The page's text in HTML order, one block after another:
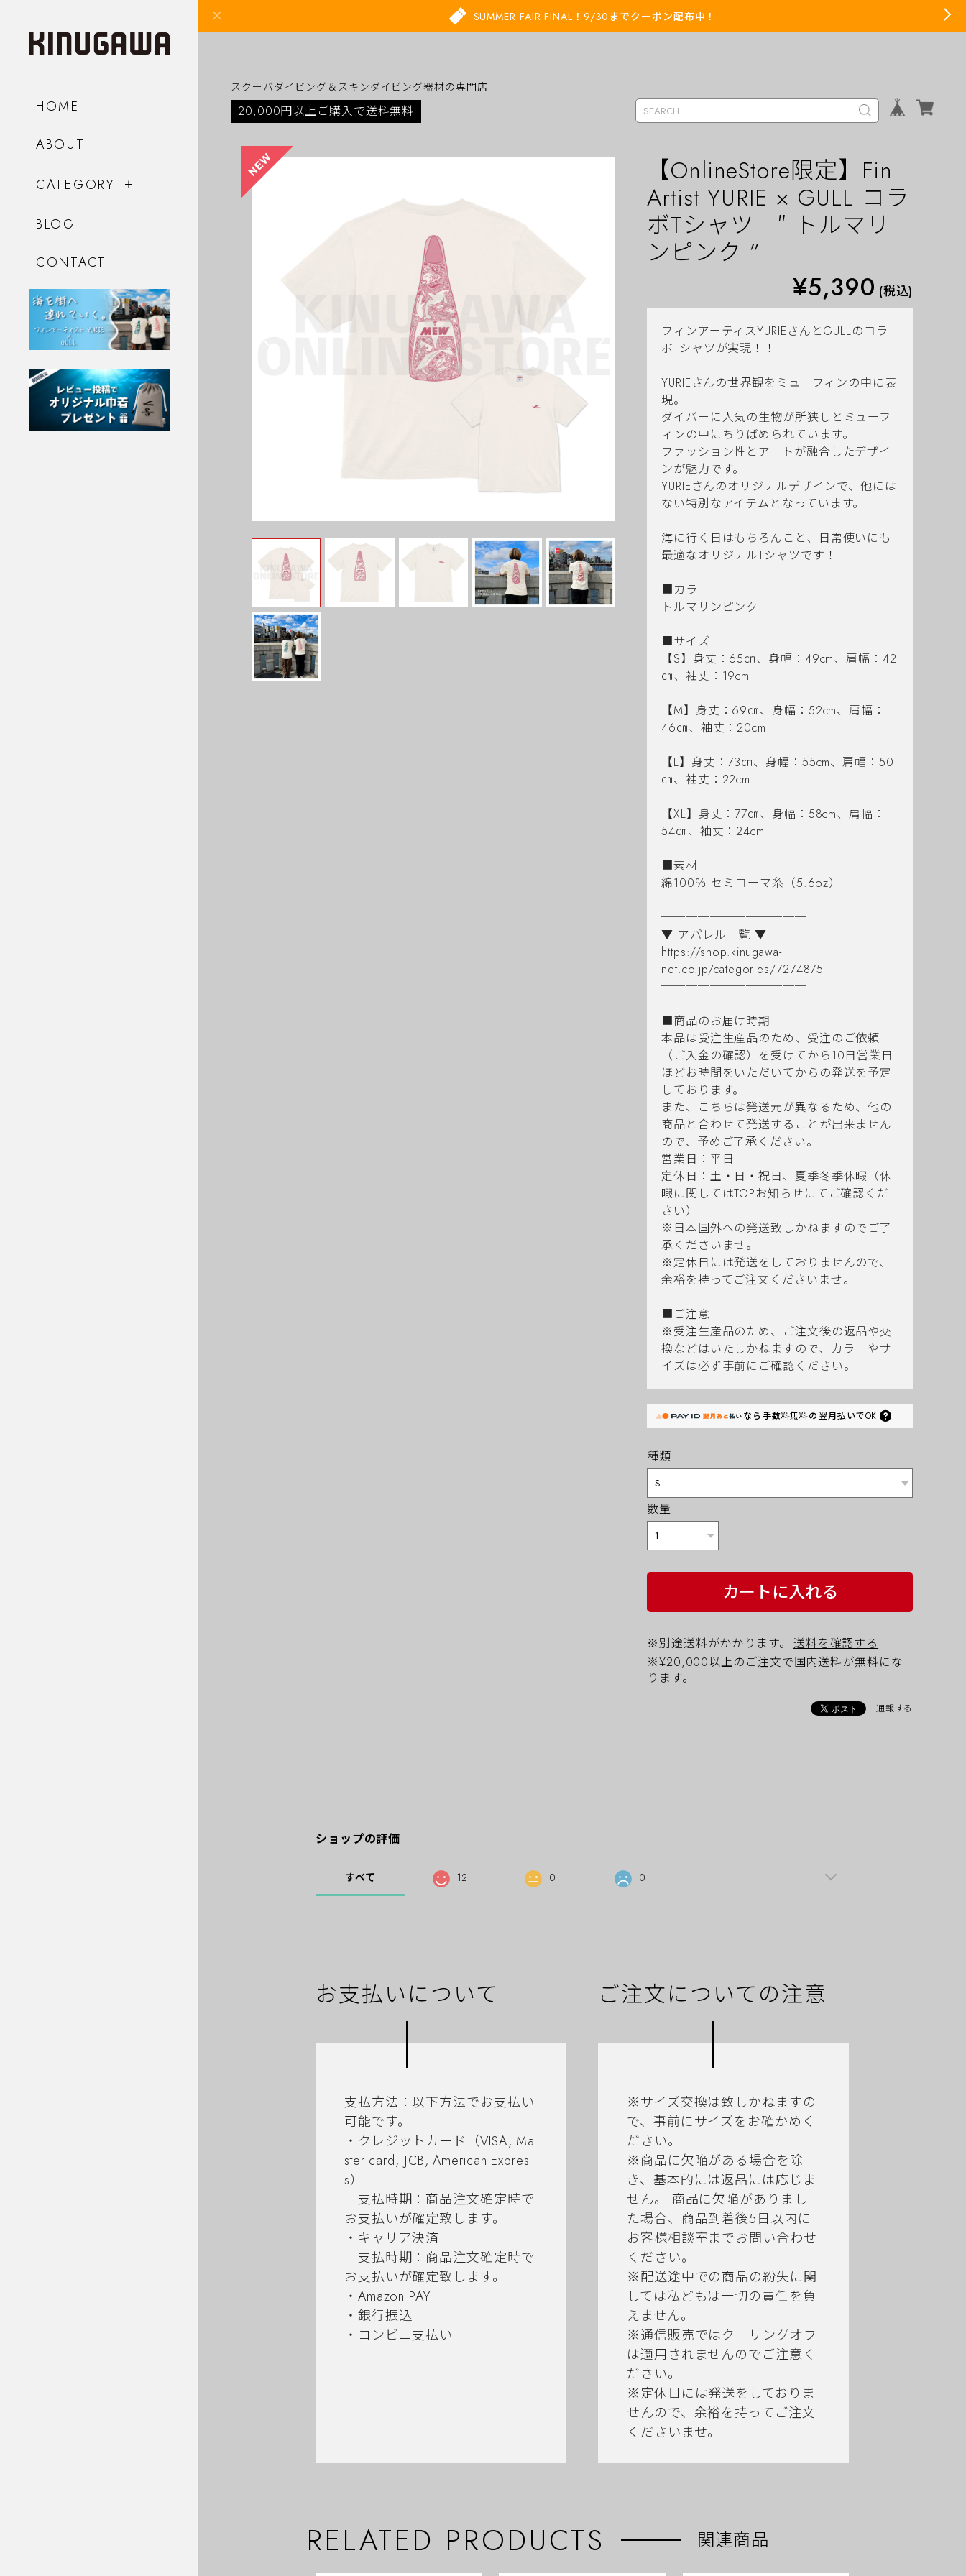
HOME
ABOUT
CATEGORY
BLOG
CONTACT
SUMMER FAIR FINAL！9/30までクーポン配布中！
スクーバダイビング＆スキンダイビング器材の専門店
20,000円以上ご購入で送料無料
【OnlineStore限定】Fin
Artist YURIE × GULL コラ
ボTシャツ ″ トルマリ
ンピンク ”
¥5,390 (税込)
フィンアーティスYURIEさんとGULLのコラ
ボTシャツが実現！！
YURIEさんの世界観をミューフィンの中に表
現。
ダイバーに人気の生物が所狭しとミューフ
ィンの中にちりばめられています。
ファッション性とアートが融合したデザイ
ンが魅力です。
YURIEさんのオリジナルデザインで、他には
ない特別なアイテムとなっています。
海に行く日はもちろんこと、日常使いにも
最適なオリジナルTシャツです！
■カラー
トルマリンピンク
■サイズ
【S】身丈：65㎝、身幅：49cm、肩幅：42
㎝、袖丈：19cm
【M】身丈：69㎝、身幅：52cm、肩幅：
46㎝、袖丈：20cm
【L】身丈：73㎝、身幅：55cm、肩幅：50
㎝、袖丈：22cm
【XL】身丈：77㎝、身幅：58cm、肩幅：
54㎝、袖丈：24cm
■素材
綿100％ セミコーマ糸（5.6oz）
────────────
▼ アパレル一覧 ▼
https://shop.kinugawa-
net.co.jp/categories/7274875
────────────
■商品のお届け時期
本品は受注生産品のため、受注のご依頼
（ご入金の確認）を受けてから10日営業日
ほどお時間をいただいてからの発送を予定
しております。
また、こちらは発送元が異なるため、他の
商品と合わせて発送することが出来ません
ので、予めご了承ください。
営業日：平日
定休日：土・日・祝日、夏季冬季休暇（休
暇に関してはTOPお知らせにてご確認くだ
さい）
※日本国外への発送致しかねますのでご了
承くださいませ。
※定休日には発送をしておりませんので、
余裕を持ってご注文くださいませ。
■ご注意
※受注生産品のため、ご注文後の返品や交
換などはいたしかねますので、カラーやサ
イズは必ず事前にご確認ください。
なら 手数料無料の翌月払いでOK
種類
数量
カートに入れる
※別途送料がかかります。
送料を確認する
※¥20,000以上のご注文で国内送料が無料にな
ります。
通報する
ショップの評価
すべて 12 0 0
お支払いについて
支払方法：以下方法でお支払い
可能です。
・クレジットカード（VISA, Ma
ster card, JCB, American Expres
s）
支払時期：商品注文確定時で
お支払いが確定致します。
・キャリア決済
支払時期：商品注文確定時で
お支払いが確定致します。
・Amazon PAY
・銀行振込
・コンビニ支払い
ご注文についての注意
※サイズ交換は致しかねますの
で、事前にサイズをお確かめく
ださい。
※商品に欠陥がある場合を除
き、基本的には返品には応じま
せん。 商品に欠陥がありまし
た場合、商品到着後5日以内に
お客様相談室までお問い合わせ
ください。
※配送途中での商品の紛失に関
しては私どもは一切の責任を負
えません。
※通信販売ではクーリングオフ
は適用されませんのでご注意く
ださい。
※定休日には発送をしておりま
せんので、余裕を持ってご注文
くださいませ。
RELATED PRODUCTS 関連商品